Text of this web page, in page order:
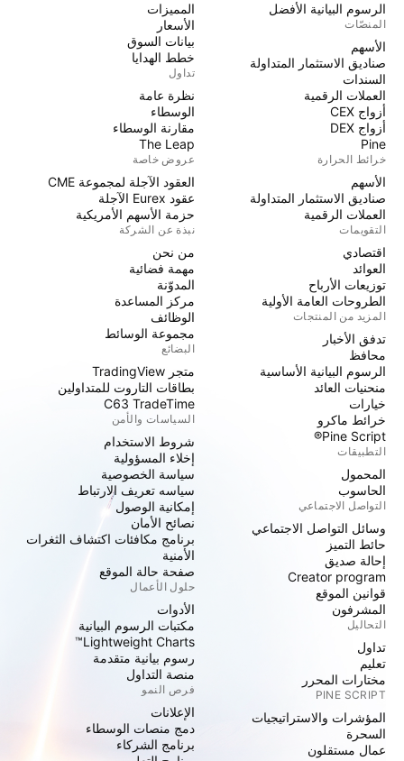
الرسوم البيانية الأفضل
المنصّات
الأسهم
صناديق الاستثمار المتداولة
السندات
العملات الرقمية
أزواج CEX
أزواج DEX
Pine
خرائط الحرارة
الأسهم
صناديق الاستثمار المتداولة
العملات الرقمية
التقويمات
اقتصادي
العوائد
توزيعات الأرباح
الطروحات العامة الأولية
المزيد من المنتجات
تدفق الأخبار
محافظ
الرسوم البيانية الأساسية
منحنيات العائد
خيارات
خرائط ماكرو
Pine Script®
التطبيقات
المحمول
الحاسوب
التواصل الاجتماعي
وسائل التواصل الاجتماعي
حائط التميز
إحالة صديق
Creator program
قوانين الموقع
المشرفون
التحاليل
تداول
تعليم
مختارات المحرر
PINE SCRIPT
المؤشرات والاستراتيجيات
السحرة
عمال مستقلون
المميزات
الأسعار
بيانات السوق
خطط الهدايا
تداول
نظرة عامة
الوسطاء
مقارنة الوسطاء
The Leap
عروض خاصة
العقود الآجلة لمجموعة CME
عقود Eurex الآجلة
حزمة الأسهم الأمريكية
نبذة عن الشركة
من نحن
مهمة فضائية
المدوّنة
مركز المساعدة
الوظائف
مجموعة الوسائط
البضائع
متجر TradingView
بطاقات التاروت للمتداولين
C63 TradeTime
السياسات والأمن
شروط الاستخدام
إخلاء المسؤولية
سياسة الخصوصية
سياسه تعريف الارتباط
إمكانية الوصول
نصائح الأمان
برنامج مكافئات اكتشاف الثغرات
الأمنية
صفحة حالة الموقع
حلول الأعمال
الأدوات
مكتبات الرسوم البيانية
Lightweight Charts™
رسوم بيانية متقدمة
منصة التداول
فرص النمو
الإعلانات
دمج منصات الوسطاء
برنامج الشركاء